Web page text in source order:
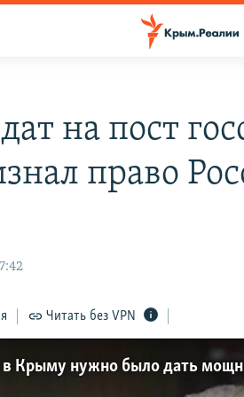
на пост
право
Читать без VPN
Крыму нужно было дать